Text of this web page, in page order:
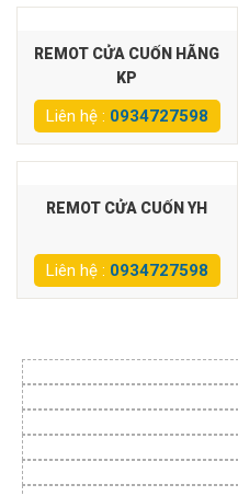
REMOT CỬA CUỐN HÃNG
KP
Liên hệ : 0934727598
REMOT CỬA CUỐN YH
Liên hệ : 0934727598